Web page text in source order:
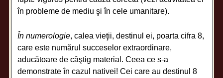
în probleme de mediu şi în cele umanitare).
În numerologie, calea vieţii, destinul ei, poarta cifra 8,
care este numărul succeselor extraordinare,
aducătoare de câştig material. Ceea ce s-a
demonstrate în cazul nativei! Cei care au destinul 8